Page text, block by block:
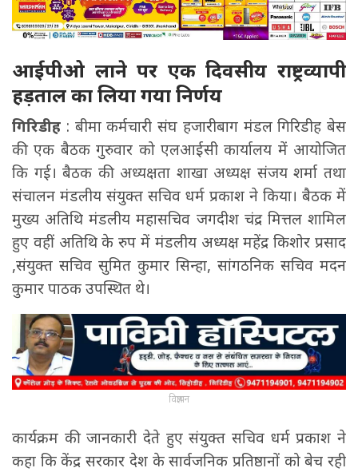
आईपीओ लाने पर एक दिवसीय राष्ट्रव्यापी
हड़ताल का लिया गया निर्णय
गिरिडीह : बीमा कर्मचारी संघ हजारीबाग मंडल गिरिडीह बेस
की एक बैठक गुरुवार को एलआईसी कार्यालय में आयोजित
कि गई। बैठक की अध्यक्षता शाखा अध्यक्ष संजय शर्मा तथा
संचालन मंडलीय संयुक्त सचिव धर्म प्रकाश ने किया। बैठक में
मुख्य अतिथि मंडलीय महासचिव जगदीश चंद्र मित्तल शामिल
हुए वहीं अतिथि के रुप में मंडलीय अध्यक्ष महेंद्र किशोर प्रसाद
,संयुक्त सचिव सुमित कुमार सिन्हा, सांगठनिक सचिव मदन
कुमार पाठक उपस्थित थे।
विज्ञापन
कार्यक्रम की जानकारी देते हुए संयुक्त सचिव धर्म प्रकाश ने
कहा कि केंद्र सरकार देश के सार्वजनिक प्रतिष्ठानों को बेच रही